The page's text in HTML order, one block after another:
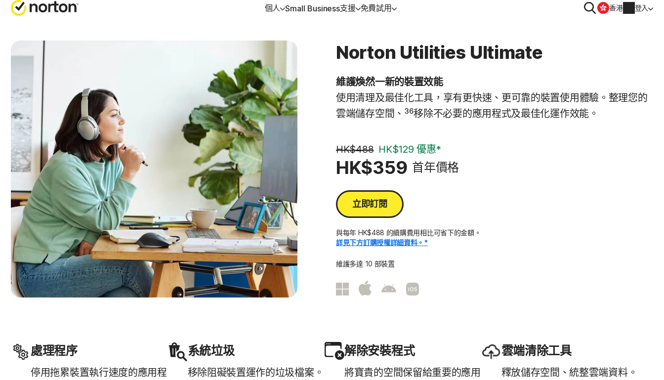
個人
Norton 360 Premium │ 諾頓 360 專
業版
Norton 360 Deluxe │ 諾頓 360 進階
版
Norton 360 Standard │ 諾頓 360 入
門版
Norton 360 for Gamers | 諾頓 360
電競版
強版
Android™ 適用的 Norton Mobile
Security
Security
所有產品和服務
Small Business支援
客戶支援
免費試用
尋
香港 登入
帳戶資訊
帳單資訊
Norton Utilities Ultimate
維護煥然一新的裝置效能
使用清理及最佳化工具，享有更快速、更可靠的裝置使用體驗。整理您的
雲端儲存空間、 36移除不必要的應用程式及最佳化運作效能。
HK$488 HK$129 優惠*
HK$359 首年價格
立即訂閱
與每年 HK$488 的續購費用相比可省下的金額。
詳見下方訂購授權詳細資料。*
維護多達 10 部裝置
處理程序
停用拖累裝置執行速度的應用程
系統垃圾
移除阻礙裝置運作的垃圾檔案。
解除安裝程式
將寶貴的空間保留給重要的應用
雲端清除工具
釋放儲存空間、統整雲端資料。